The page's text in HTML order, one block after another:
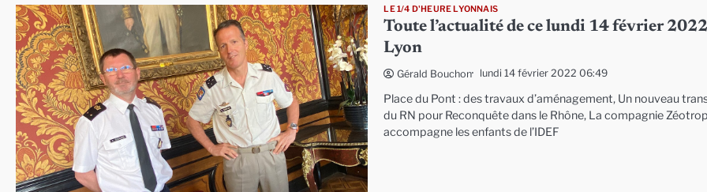
LE 1/4 D'HEURE LYONNAIS
Toute l’actualité de ce lundi 14 février
Lyon
Gérald Bouchon lundi 14 février 2022 06:49
Place du Pont : des travaux d’aménagement, Un nouveau
du RN pour Reconquête dans le Rhône, La compagnie
accompagne les enfants de l’IDEF